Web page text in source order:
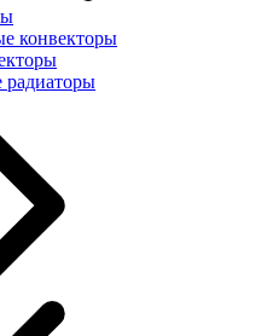
конвекторы
радиаторы